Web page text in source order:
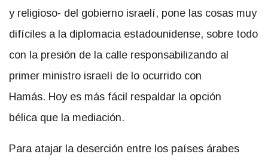
y religioso- del gobierno israelí, pone las cosas muy
difíciles a la diplomacia estadounidense, sobre todo
con la presión de la calle responsabilizando al
primer ministro israelí de lo ocurrido con
Hamás. Hoy es más fácil respaldar la opción
bélica que la mediación.
Para atajar la deserción entre los países árabes